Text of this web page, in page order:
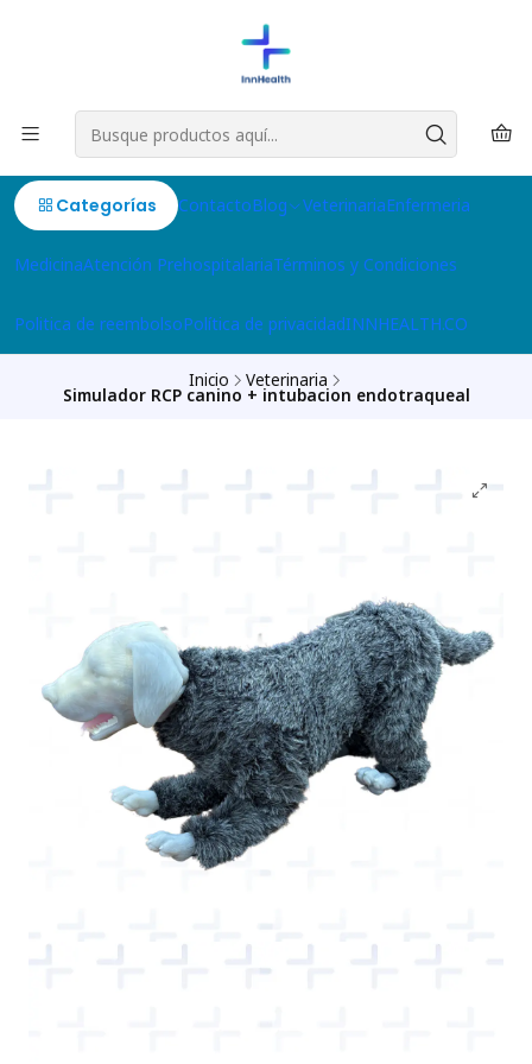
Categorías ContactoBlog VeterinariaEnfermeria
MedicinaAtención PrehospitalariaTérminos y Condiciones
Politica de reembolsoPolítica de privacidadINNHEALTH.CO
Inicio Veterinaria
Simulador RCP canino + intubacion endotraqueal